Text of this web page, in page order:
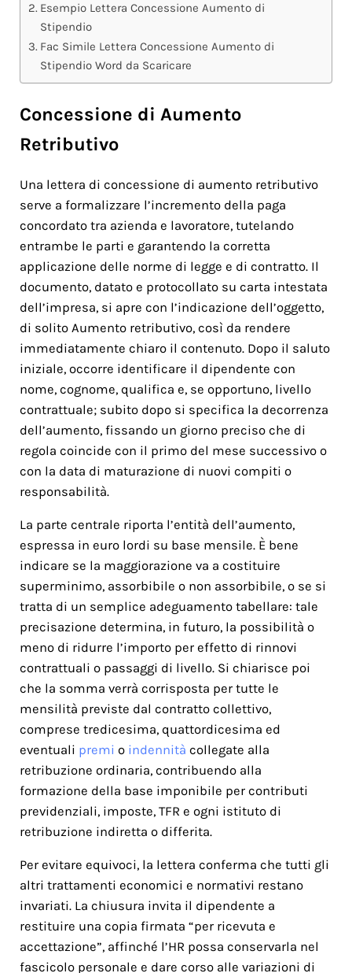
Esempio Lettera Concessione Aumento di
Stipendio
Fac Simile Lettera Concessione Aumento di
Stipendio Word da Scaricare
Concessione di Aumento
Retributivo
Una lettera di concessione di aumento retributivo
serve a formalizzare l’incremento della paga
concordato tra azienda e lavoratore, tutelando
entrambe le parti e garantendo la corretta
applicazione delle norme di legge e di contratto. Il
documento, datato e protocollato su carta intestata
dell’impresa, si apre con l’indicazione dell’oggetto,
di solito Aumento retributivo, così da rendere
immediatamente chiaro il contenuto. Dopo il saluto
iniziale, occorre identificare il dipendente con
nome, cognome, qualifica e, se opportuno, livello
contrattuale; subito dopo si specifica la decorrenza
dell’aumento, fissando un giorno preciso che di
regola coincide con il primo del mese successivo o
con la data di maturazione di nuovi compiti o
responsabilità.
La parte centrale riporta l’entità dell’aumento,
espressa in euro lordi su base mensile. È bene
indicare se la maggiorazione va a costituire
superminimo, assorbibile o non assorbibile, o se si
tratta di un semplice adeguamento tabellare: tale
precisazione determina, in futuro, la possibilità o
meno di ridurre l’importo per effetto di rinnovi
contrattuali o passaggi di livello. Si chiarisce poi
che la somma verrà corrisposta per tutte le
mensilità previste dal contratto collettivo,
comprese tredicesima, quattordicesima ed
eventuali premi o indennità collegate alla
retribuzione ordinaria, contribuendo alla
formazione della base imponibile per contributi
previdenziali, imposte, TFR e ogni istituto di
retribuzione indiretta o differita.
Per evitare equivoci, la lettera conferma che tutti gli
altri trattamenti economici e normativi restano
invariati. La chiusura invita il dipendente a
restituire una copia firmata “per ricevuta e
accettazione”, affinché l’HR possa conservarla nel
fascicolo personale e dare corso alle variazioni di